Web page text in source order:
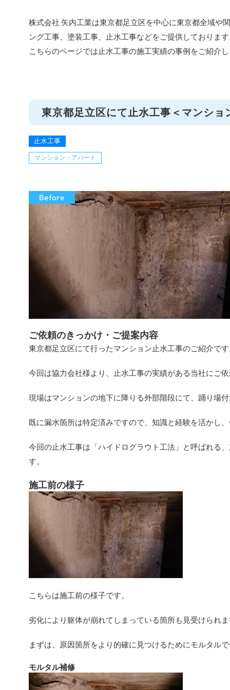
株式会社 矢内工業は東京都足立区を中心に東京都全域や
ング工事、塗装工事、止水工事などをご提供しておりま
こちらのページでは止水工事の施工実績の事例をご紹介
東京都足立区にて止水工事＜マンショ
止水工事
マンション・アパート
ご依頼のきっかけ・ご提案内容
東京都足立区にて行ったマンション止水工事のご紹介で
今回は協力会社様より、止水工事の実績がある当社にご
現場はマンションの地下に降りる外部階段にて、踊り場
既に漏水箇所は特定済みですので、知識と経験を活かし
今回の止水工事は「ハイドログラウト工法」と呼ばれる
す。
施工前の様子
こちらは施工前の様子です。
劣化により躯体が崩れてしまっている箇所も見受けられ
まずは、原因箇所をより的確に見つけるためにモルタル
モルタル補修